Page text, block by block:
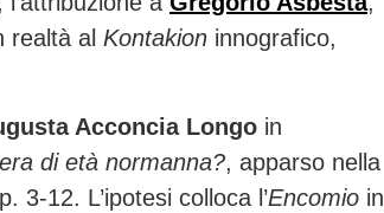
realtà al Kontakion innografico,
Acconcia Longo in
di età normanna?, apparso nella
3-12. L’ipotesi colloca l’Encomio in